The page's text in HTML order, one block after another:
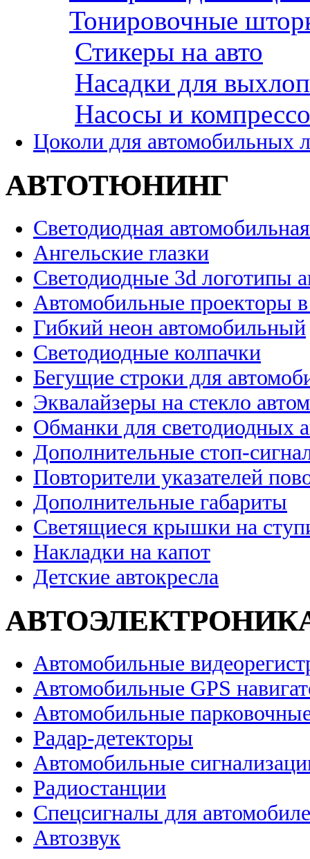
Тонировочные
Стикеры на авто
Насадки для
Насосы и
Цоколи для автомобильных
АВТОТЮНИНГ
Светодиодная
Ангельские глазки
Светодиодные 3d логотипы
Автомобильные проекторы
Гибкий неон автомобильный
Светодиодные колпачки
Бегущие строки для
Эквалайзеры на стекло
Обманки для светодиодных
Дополнительные стоп-
Повторители указателей
Дополнительные габариты
Светящиеся крышки на
Накладки на капот
Детские автокресла
Автомобильные
Автомобильные GPS
Автомобильные
Радар-детекторы
Автомобильные
Радиостанции
Спецсигналы для
Автозвук